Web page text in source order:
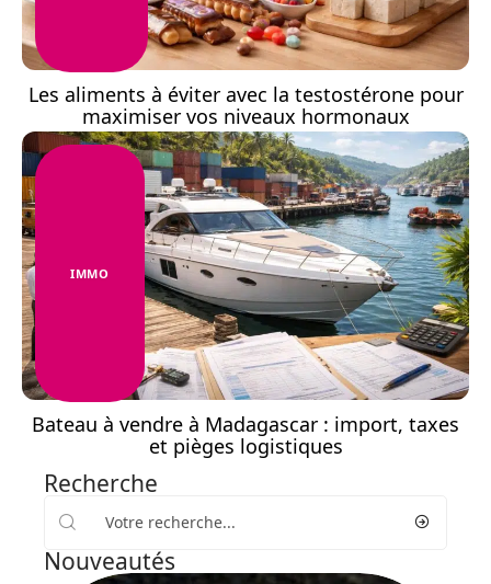
Les aliments à éviter avec la testostérone pour
maximiser vos niveaux hormonaux
IMMO
Bateau à vendre à Madagascar : import, taxes
et pièges logistiques
Recherche
Nouveautés